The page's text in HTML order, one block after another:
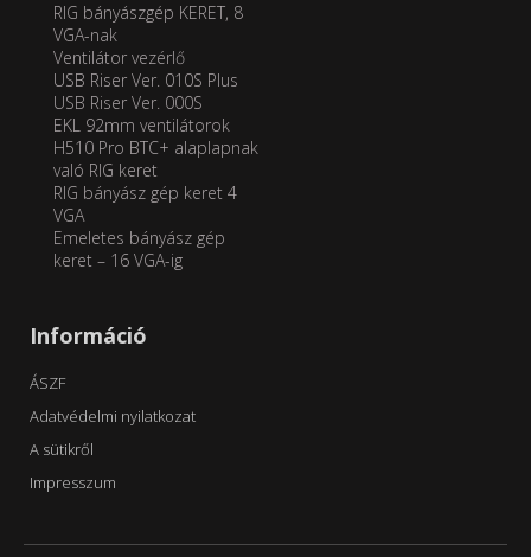
RIG bányászgép KERET, 8
VGA-nak
Ventilátor vezérlő
USB Riser Ver. 010S Plus
USB Riser Ver. 000S
EKL 92mm ventilátorok
H510 Pro BTC+ alaplapnak
való RIG keret
RIG bányász gép keret 4
VGA
Emeletes bányász gép
keret – 16 VGA-ig
Információ
ÁSZF
Adatvédelmi nyilatkozat
A sütikről
Impresszum